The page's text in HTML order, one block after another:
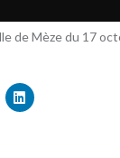
de Mèze du 17